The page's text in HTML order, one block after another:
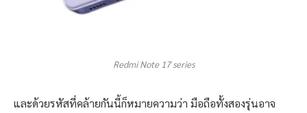
Redmi Note 17 series
และด้วยรหัสที่คล้ายกันนี้ก็หมายความว่า มือถือทั้งสองรุ่นอาจ